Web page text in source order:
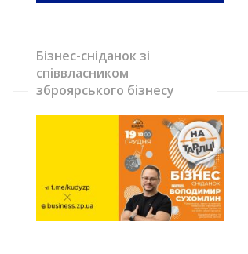
Бізнес-сніданок зі
співвласником
зброярського бізнесу